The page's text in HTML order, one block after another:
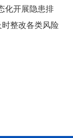
化开展隐患排
时整改各类风险